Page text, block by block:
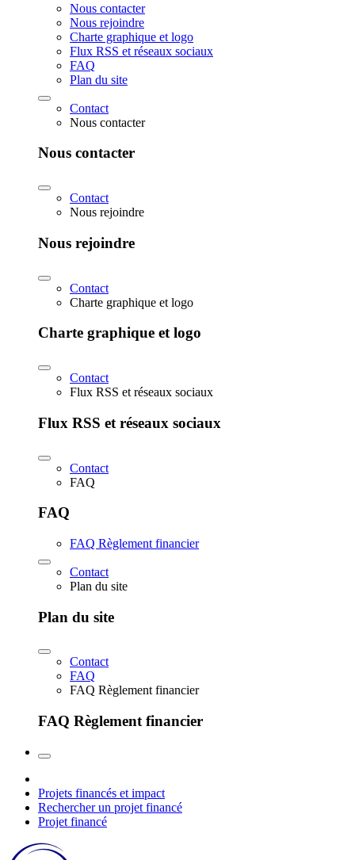
Nous contacter
Nous rejoindre
Charte graphique et logo
Flux RSS et réseaux sociaux
FAQ
Plan du site
Contact
Nous contacter
Nous contacter
Contact
Nous rejoindre
Nous rejoindre
Contact
Charte graphique et logo
Charte graphique et logo
Contact
Flux RSS et réseaux sociaux
Flux RSS et réseaux sociaux
Contact
FAQ
FAQ
FAQ Règlement financier
Contact
Plan du site
Plan du site
Contact
FAQ
FAQ Règlement financier
FAQ Règlement financier
Projets financés et impact
Rechercher un projet financé
Projet financé